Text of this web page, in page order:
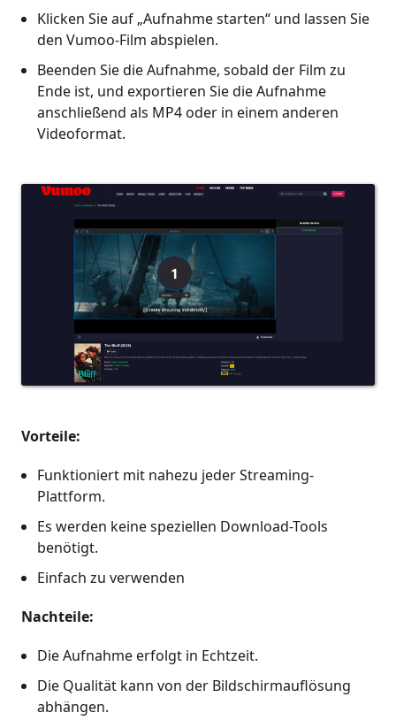
Klicken Sie auf „Aufnahme starten“ und lassen Sie
den Vumoo-Film abspielen.
Beenden Sie die Aufnahme, sobald der Film zu
Ende ist, und exportieren Sie die Aufnahme
anschließend als MP4 oder in einem anderen
Videoformat.
Vorteile:
Funktioniert mit nahezu jeder Streaming-
Plattform.
Es werden keine speziellen Download-Tools
benötigt.
Einfach zu verwenden
Nachteile:
Die Aufnahme erfolgt in Echtzeit.
Die Qualität kann von der Bildschirmauflösung
abhängen.